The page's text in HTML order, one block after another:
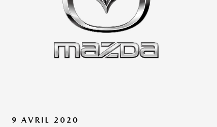
9 AVRIL 2020